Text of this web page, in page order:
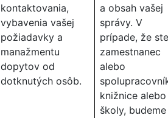
kontaktovania,
vybavenia vašej
požiadavky a
manažmentu
dopytov od
dotknutých osôb.
a obsah vašej
správy. V
prípade, že ste
zamestnanec
alebo
knižnice alebo
školy, budeme